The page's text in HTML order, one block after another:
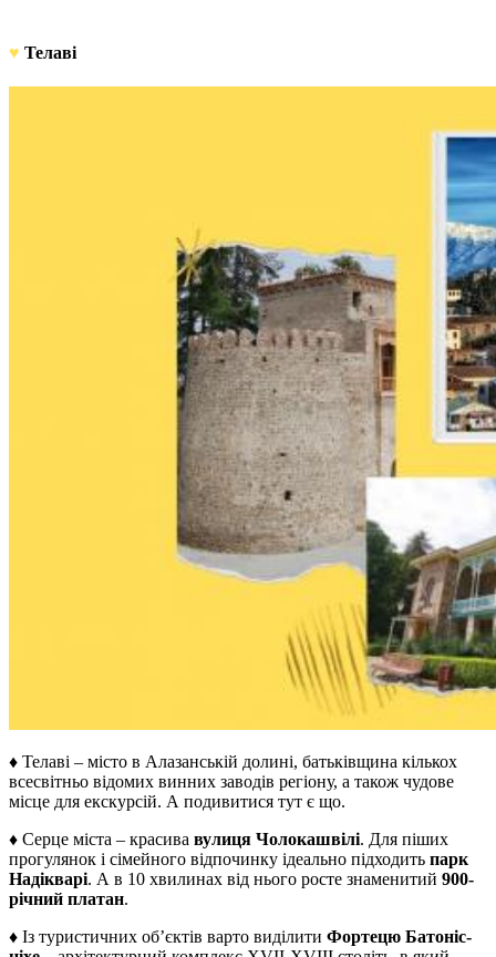
♥ Телаві
♦ Телаві – місто в Алазанській долині, батьківщина кількох
всесвітньо відомих винних заводів регіону, а також чудове
місце для екскурсій. А подивитися тут є що.
♦ Серце міста – красива вулиця Чолокашвілі. Для піших
прогулянок і сімейного відпочинку ідеально підходить парк
Надікварі. А в 10 хвилинах від нього росте знаменитий 900-
річний платан.
♦ Із туристичних об’єктів варто виділити Фортецю Батоніс-